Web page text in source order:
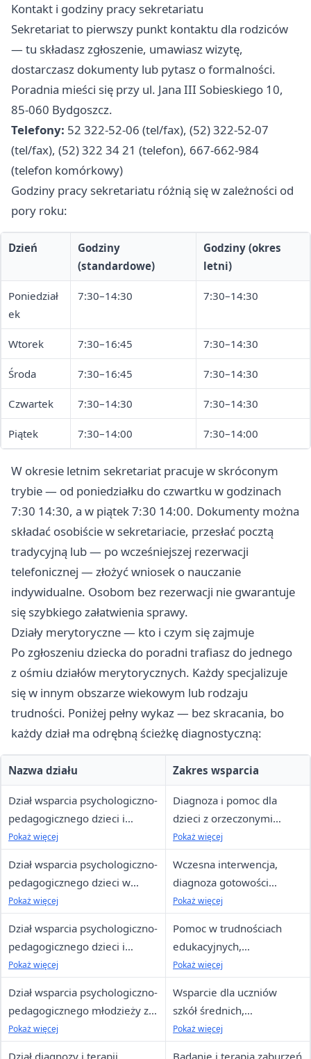
Kontakt i godziny pracy sekretariatu
Sekretariat to pierwszy punkt kontaktu dla rodziców
— tu składasz zgłoszenie, umawiasz wizytę,
dostarczasz dokumenty lub pytasz o formalności.
Poradnia mieści się przy ul. Jana III Sobieskiego 10,
85-060 Bydgoszcz.
Telefony: 52 322-52-06 (tel/fax), (52) 322-52-07
(tel/fax), (52) 322 34 21 (telefon), 667-662-984
(telefon komórkowy)
Godziny pracy sekretariatu różnią się w zależności od
pory roku:
Dzień
Godziny
(standardowe)
Godziny (okres
letni)
Poniedział
ek
7:30–14:30 7:30–14:30
Wtorek 7:30–16:45 7:30–14:30
Środa 7:30–16:45 7:30–14:30
Czwartek 7:30–14:30 7:30–14:30
Piątek 7:30–14:00 7:30–14:00
W okresie letnim sekretariat pracuje w skróconym
trybie — od poniedziałku do czwartku w godzinach
7:30 14:30, a w piątek 7:30 14:00. Dokumenty można
składać osobiście w sekretariacie, przesłać pocztą
tradycyjną lub — po wcześniejszej rezerwacji
telefonicznej — złożyć wniosek o nauczanie
indywidualne. Osobom bez rezerwacji nie gwarantuje
się szybkiego załatwienia sprawy.
Działy merytoryczne — kto i czym się zajmuje
Po zgłoszeniu dziecka do poradni trafiasz do jednego
z ośmiu działów merytorycznych. Każdy specjalizuje
się w innym obszarze wiekowym lub rodzaju
trudności. Poniżej pełny wykaz — bez skracania, bo
każdy dział ma odrębną ścieżkę diagnostyczną:
Nazwa działu Zakres wsparcia
Dział wsparcia psychologiczno-
pedagogicznego dzieci i
młodzieży z
Pokaż więcej
Diagnoza i pomoc dla
dzieci z orzeczonymi
niepełnosprawnościami,
edukacyjne
Pokaż więcej
Dział wsparcia psychologiczno-
pedagogicznego dzieci w
wieku przedszkolnym
Pokaż więcej
Wczesna interwencja,
diagnoza gotowości
szkolnej, terapie dla dzieci
Pokaż więcej
Dział wsparcia psychologiczno-
pedagogicznego dzieci i
młodzieży w wieku szkolnym
Pokaż więcej
Pomoc w trudnościach
edukacyjnych,
emocjonalnych i
podstawowej
Pokaż więcej
Dział wsparcia psychologiczno-
pedagogicznego młodzieży ze
szkół ponadpodstawowych
Pokaż więcej
Wsparcie dla uczniów
szkół średnich,
planowanie kariery,
Pokaż więcej